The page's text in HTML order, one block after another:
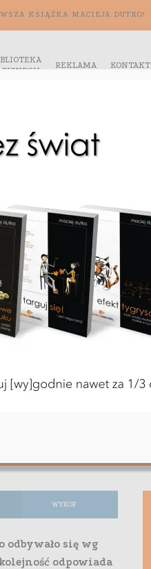
KSIĄŻKA MACIEJA DUTKO!
BIZNESU
REKLAMA KONTAKT
WYKOP
się wg
odpowiada